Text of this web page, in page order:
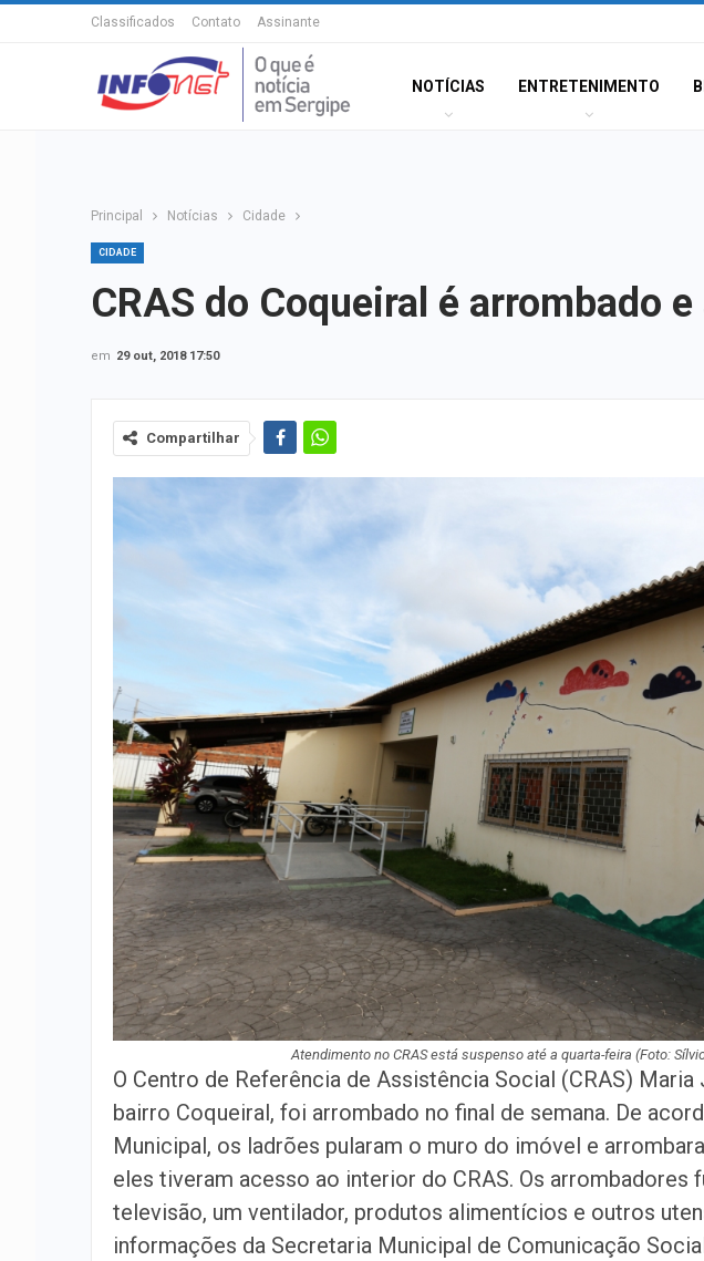
Classificados Contato Assinante
NOTÍCIAS ENTRETENIMENTO
Principal Notícias Cidade
CIDADE
CRAS do Coqueiral é arrombado
em 29 out, 2018 17:50
Compartilhar
Atendimento no CRAS está suspenso até a quarta-feira (Foto:
O Centro de Referência de Assistência Social (CRAS)
bairro Coqueiral, foi arrombado no final de semana. De
Municipal, os ladrões pularam o muro do imóvel e
eles tiveram acesso ao interior do CRAS. Os arrombadores
televisão, um ventilador, produtos alimentícios e outros
informações da Secretaria Municipal de Comunicação